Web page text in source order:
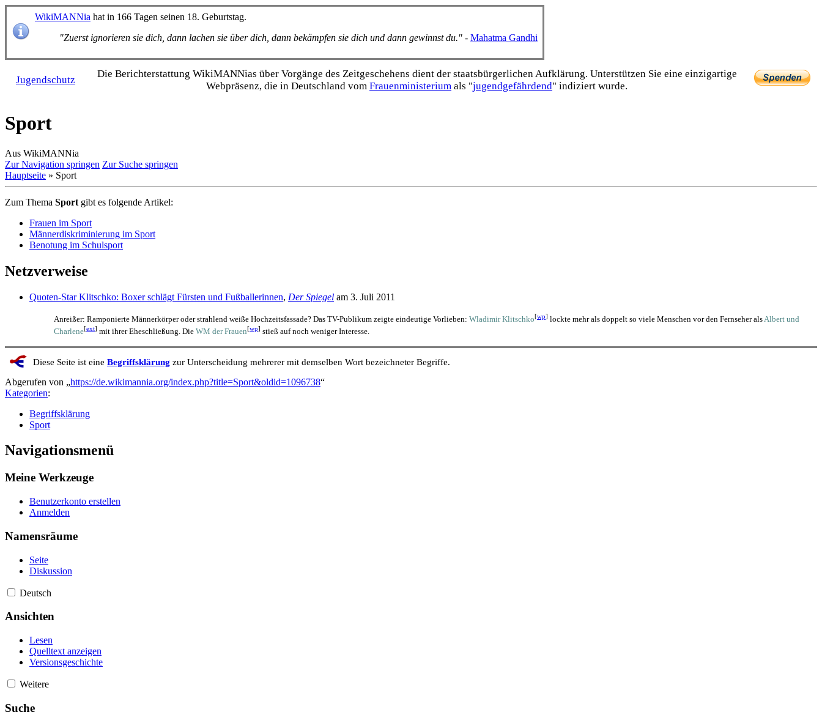
WikiMANNia hat in 166 Tagen seinen 18. Geburtstag.
"Zuerst ignorieren sie dich, dann lachen sie über dich, dann bekämpfen sie dich und dann gewinnst du." - Mahatma Gandhi
Jugendschutz
Die Bericht­erstattung WikiMANNias über Vorgänge des Zeitgeschehens dient der staats­bürgerlichen Aufklärung. Unterstützen Sie eine einzig­artige
Webpräsenz, die in Deutschland vom Frauen­ministerium als "jugend­gefährdend" indiziert wurde.
Sport
Aus WikiMANNia
Zur Navigation springen Zur Suche springen
Hauptseite » Sport
Zum Thema Sport gibt es folgende Artikel:
Frauen im Sport
Männerdiskriminierung im Sport
Benotung im Schulsport
Netzverweise
Quoten-Star Klitschko: Boxer schlägt Fürsten und Fußballerinnen, Der Spiegel am 3. Juli 2011
Anreißer: Ramponierte Männerkörper oder strahlend weiße Hochzeitsfassade? Das TV-Publikum zeigte eindeutige Vorlieben: Wladimir Klitschko[wp] lockte mehr als doppelt so viele Menschen vor den Fernseher alsAlbert und
Charlene[ext] mit ihrer Eheschließung. Die WM der Frauen[wp] stieß auf noch weniger Interesse.
Diese Seite ist eine Begriffsklärung zur Unterscheidung mehrerer mit demselben Wort bezeichneter Begriffe.
Abgerufen von „https://de.wikimannia.org/index.php?title=Sport&oldid=1096738“
Kategorien:
Begriffsklärung
Sport
Navigationsmenü
Meine Werkzeuge
Benutzerkonto erstellen
Anmelden
Namensräume
Seite
Diskussion
Deutsch
Ansichten
Lesen
Quelltext anzeigen
Versionsgeschichte
Weitere
Suche